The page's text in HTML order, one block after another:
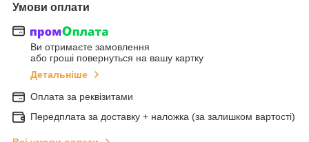
Умови оплати
Ви отримаєте замовлення
або гроші повернуться на вашу картку
Детальніше
Оплата за реквізитами
Передплата за доставку + наложка (за залишком вартості)